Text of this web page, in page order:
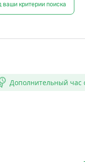
ваши критерии поиска
Дополнительный час